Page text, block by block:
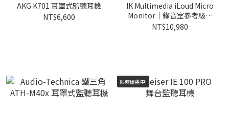
AKG K701 耳罩式監聽耳機
NT$6,600
IK Multimedia iLoud Micro
Monitor｜錄音室參考級監
聽喇叭
NT$10,980
限時優惠中!